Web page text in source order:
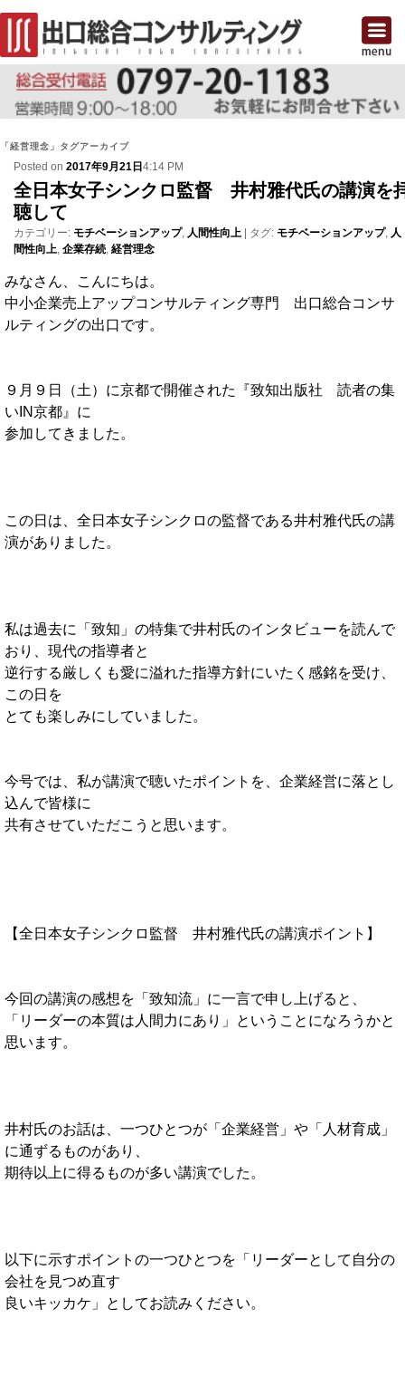
「経営理念 」タグアーカイブ
Posted on 2017年9月21日4:14 PM
全日本女子シンクロ監督 井村雅代氏の講演を
聴して
カテゴリー: モチベーションアップ, 人間性向上 | タグ: モチベーションアップ, 人
間性向上 企業存続 経営理念
みなさん、こんにちは。
中小企業売上アップコンサルティング専門 出口総合コンサ
ルティングの出口です。
９月９日（土）に京都で開催された『致知出版社 読者の集
いIN京都』に
参加してきました。
この日は、全日本女子シンクロの監督である井村雅代氏の講
演がありました。
私は過去に「致知」の特集で井村氏のインタビューを読んで
おり、現代の指導者と
逆行する厳しくも愛に溢れた指導方針にいたく感銘を受け、
この日を
とても楽しみにしていました。
今号では、私が講演で聴いたポイントを、企業経営に落とし
込んで皆様に
共有させていただこうと思います。
【全日本女子シンクロ監督 井村雅代氏の講演ポイント】
今回の講演の感想を「致知流」に一言で申し上げると、
「リーダーの本質は人間力にあり」ということになろうかと
思います。
井村氏のお話は、一つひとつが「企業経営」や「人材育成」
に通ずるものがあり、
期待以上に得るものが多い講演でした。
以下に示すポイントの一つひとつを「リーダーとして自分の
会社を見つめ直す
良いキッカケ」としてお読みください。